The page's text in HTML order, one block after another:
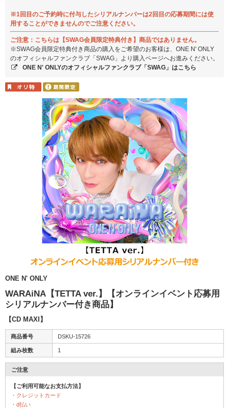
※1回目のご予約時に付与したシリアルナンバーは2回目の応募期間には使
用することができませんのでご注意ください。
ご注意：こちらは【SWAG会員限定特典付き】商品ではありません。
※SWAG会員限定特典付き商品の購入をご希望のお客様は、ONE N' ONLY
のオフィシャルファンクラブ「SWAG」より購入ページへお進みください。
ONE N' ONLYのオフィシャルファンクラブ「SWAG」はこちら
ONE N' ONLY
WARAiNA【TETTA ver.】【オンラインイベント応募用
シリアルナンバー付き商品】
【CD MAXI】
商品番号 DSKU-15726
組み枚数 1
ご注意
【ご利用可能なお支払方法】
・クレジットカード
・d払い